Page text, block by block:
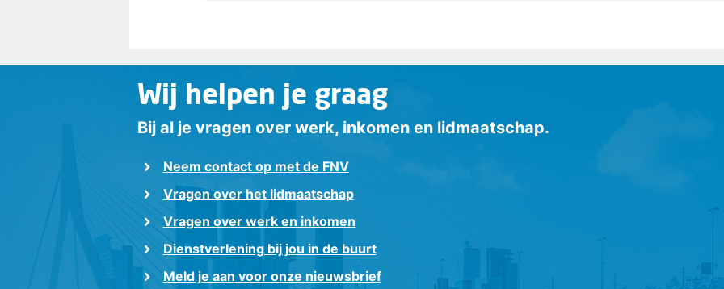
Wij helpen je graag
Bij al je vragen over werk, inkomen en lidmaatschap.
Neem contact op met de FNV
Vragen over het lidmaatschap
Vragen over werk en inkomen
Dienstverlening bij jou in de buurt
Meld je aan voor onze nieuwsbrief